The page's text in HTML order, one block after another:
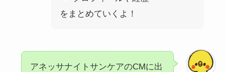
をまとめていくよ！
アネッサナイトサンケアのCMに出